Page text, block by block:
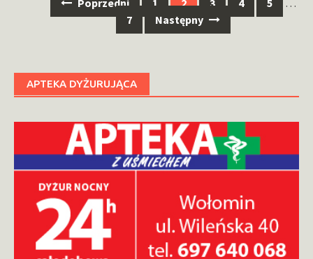
Poprzedni 1 2 3 4 5
…
7
Następny
APTEKA DYŻURUJĄCA